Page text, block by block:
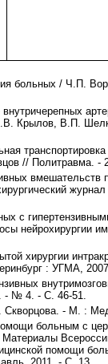
больных / Ч.П.
Крылов, В.П.
// Политравма.
вмешательств
с
нейрохирургии
хирургии
: УГМА,
- № 4. - С. 46-51.
- М. :
больным с
помощи